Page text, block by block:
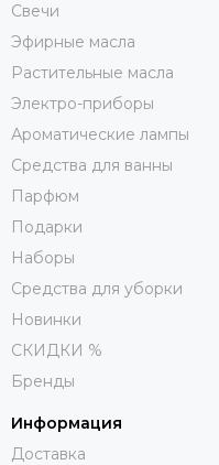
Свечи
Эфирные масла
Растительные масла
Электро-приборы
Ароматические лампы
Средства для ванны
Парфюм
Подарки
Наборы
Средства для уборки
Новинки
СКИДКИ %
Бренды
Информация
Доставка